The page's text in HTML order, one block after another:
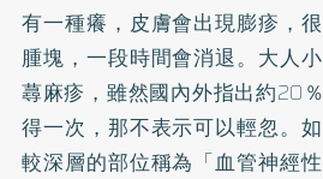
有一種癢，皮膚會出現膨疹，
腫塊，一段時間會消退。大人
蕁麻疹，雖然國內外指出約20
得一次，那不表示可以輕忽。
較深層的部位稱為「血管神經